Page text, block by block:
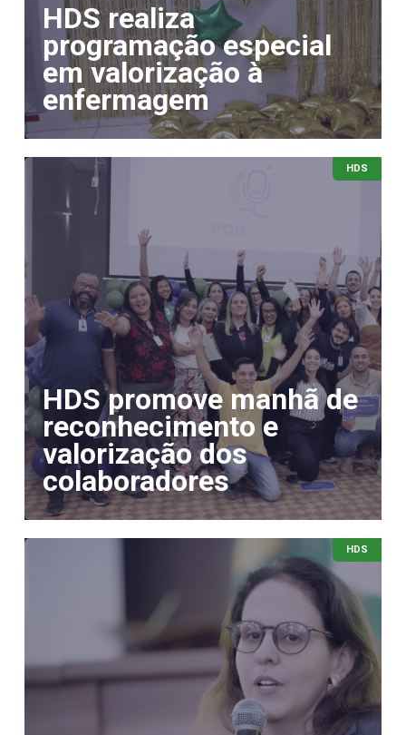
HDS realiza
programação especial
em valorização à
enfermagem
HDS
HDS promove manhã de
reconhecimento e
valorização dos
colaboradores
HDS